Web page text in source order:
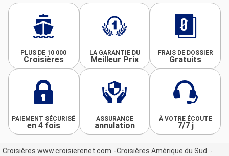
PLUS DE 10 000
Croisières
LA GARANTIE DU
Meilleur Prix
FRAIS DE DOSSIER
Gratuits
PAIEMENT SÉCURISÉ
en 4 fois
ASSURANCE
annulation
À VOTRE ÉCOUTE
7/7 j
Croisières www.croisierenet.com
Croisières Amérique du Sud